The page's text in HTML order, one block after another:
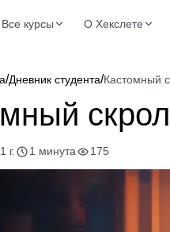
Все курсы О Хекслете
/Дневник студента/Кастомный
г. 1 минута 175